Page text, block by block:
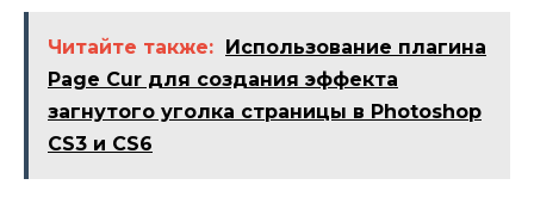
Читайте также: Использование плагина
Page Cur для создания эффекта
загнутого уголка страницы в Photoshop
CS3 и CS6